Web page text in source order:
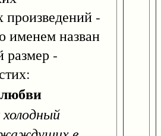
произведений -
именем назван
размер -